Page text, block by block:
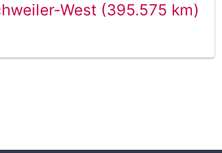
West (395.575 km)